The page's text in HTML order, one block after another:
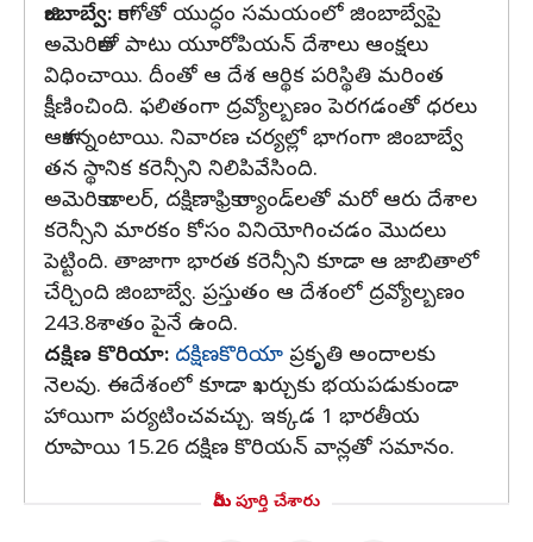
జింబాబ్వే: కాంగోతో యుద్ధం సమయంలో జింబాబ్వేపై
అమెరికాతో పాటు యూరోపియన్ దేశాలు ఆంక్షలు
విధించాయి. దీంతో ఆ దేశ ఆర్థిక పరిస్థితి మరింత
క్షీణించింది. ఫలితంగా ద్రవ్యోల్బణం పెరగడంతో ధరలు
ఆకాశన్నంటాయి. నివారణ చర్యల్లో భాగంగా జింబాబ్వే
తన స్థానిక కరెన్సీని నిలిపివేసింది.
అమెరికా డాలర్, దక్షిణాఫ్రికా ర్యాండ్‌లతో మరో ఆరు దేశాల
కరెన్సీని మారకం కోసం వినియోగించడం మొదలు
పెట్టింది. తాజాగా భారత కరెన్సీని కూడా ఆ జాబితాలో
చేర్చింది జింబాబ్వే. ప్రస్తుతం ఆ దేశంలో ద్రవ్యోల్బణం
243.8శాతం పైనే ఉంది.
దక్షిణ కొరియా: దక్షిణకొరియా ప్రకృతి అందాలకు
నెలవు. ఈదేశంలో కూడా ఖర్చుకు భయపడుకుండా
హాయిగా పర్యటించవచ్చు. ఇక్కడ 1 భారతీయ
రూపాయి 15.26 దక్షిణ కొరియన్ వాన్లతో సమానం.
మీరు పూర్తి చేశారు